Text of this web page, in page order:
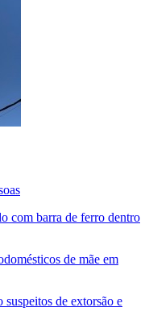
com barra de ferro dentro
de mãe em
de extorsão e